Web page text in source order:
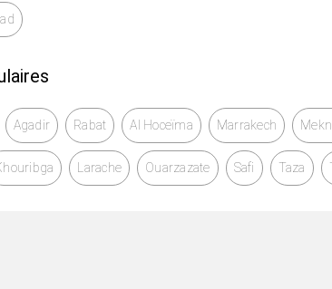
disponible partout au Maroc
Business Laptop, Ultrabook HP, 16Go RAM,
Étudiant, Gestion, Comptabilité,
Agadir Rabat Al Hoceïma Marrakech
Larache Ouarzazate Safi Taza